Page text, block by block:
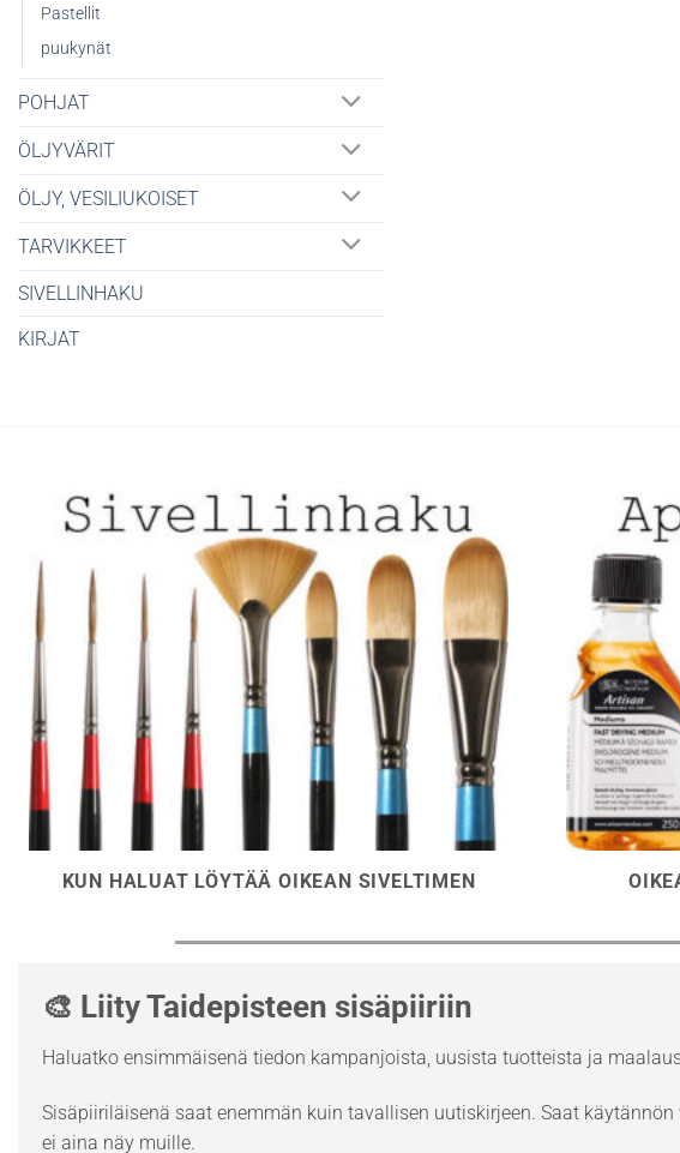
Pastellit
puukynät
POHJAT
ÖLJYVÄRIT
ÖLJY, VESILIUKOISET
TARVIKKEET
SIVELLINHAKU
KIRJAT
KUN HALUAT LÖYTÄÄ OIKEAN SIVELTIMEN
🎨 Liity Taidepisteen sisäpiiriin
Haluatko ensimmäisenä tiedon kampanjoista, uusista tuotteista ja
Sisäpiiriläisenä saat enemmän kuin tavallisen uutiskirjeen. Saat
ei aina näy muille.